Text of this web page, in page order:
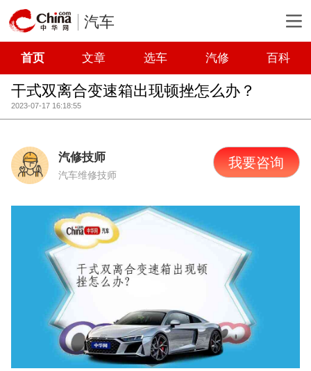
汽车
首页 文章 选车 汽修 百科
干式双离合变速箱出现顿挫怎么办？
2023-07-17 16:18:55
汽修技师
汽车维修技师
我要咨询